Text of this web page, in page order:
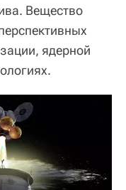
Вещество
ядерной